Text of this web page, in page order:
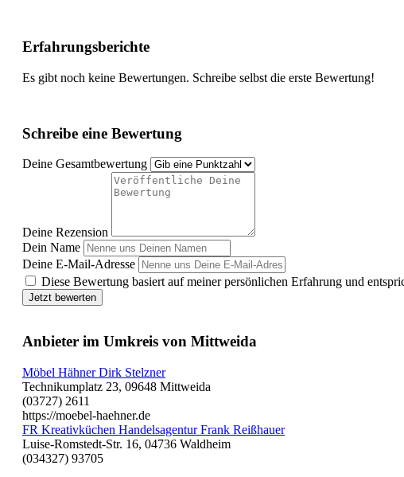
Erfahrungsberichte
Es gibt noch keine Bewertungen. Schreibe selbst die erste Bewertung!
Schreibe eine Bewertung
Deine Gesamtbewertung
Deine Rezension
Dein Name
Deine E-Mail-Adresse
Diese Bewertung basiert auf meiner persönlichen Erfahrung und
Jetzt bewerten
Anbieter im Umkreis von Mittweida
Möbel Hähner Dirk Stelzner
Technikumplatz 23, 09648 Mittweida
(03727) 2611
https://moebel-haehner.de
FR Kreativküchen Handelsagentur Frank Reißhauer
Luise-Romstedt-Str. 16, 04736 Waldheim
(034327) 93705